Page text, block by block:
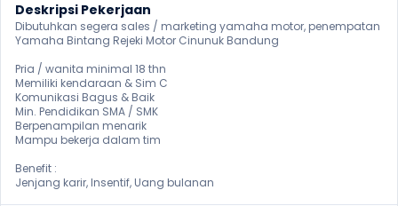
Deskripsi Pekerjaan
Dibutuhkan segera sales / marketing yamaha motor, penempatan
Yamaha Bintang Rejeki Motor Cinunuk Bandung
Pria / wanita minimal 18 thn
Memiliki kendaraan & Sim C
Komunikasi Bagus & Baik
Min. Pendidikan SMA / SMK
Berpenampilan menarik
Mampu bekerja dalam tim
Benefit :
Jenjang karir, Insentif, Uang bulanan